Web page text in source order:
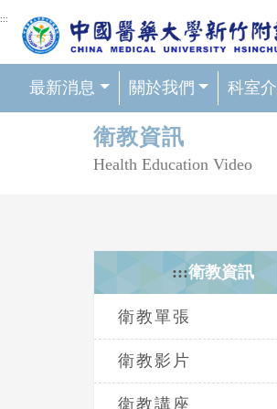
網頁頂端重要消息及連結
:::
最新消息 關於我們 科室
衛教資訊
Health Education Video
:::衛教資訊
衛教單張
衛教影片
衛教講座